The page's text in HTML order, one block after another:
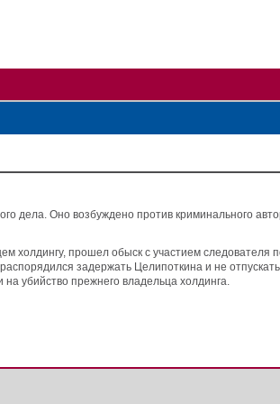
дела. Оно возбуждено против криминального
холдингу, прошел обыск с участием следователя
задержать Целипоткина и не
убийство прежнего владельца холдинга.